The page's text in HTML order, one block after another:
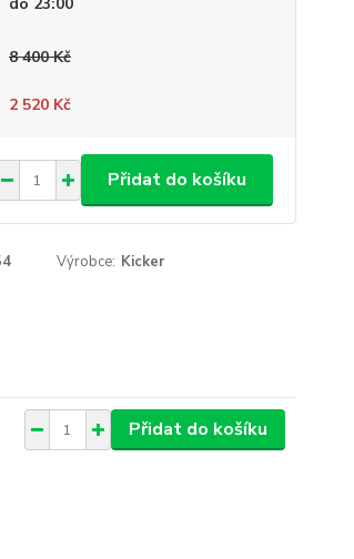
8 400 Kč
2 520 Kč
Přidat do košíku
Výrobce: Kicker
Přidat do košíku